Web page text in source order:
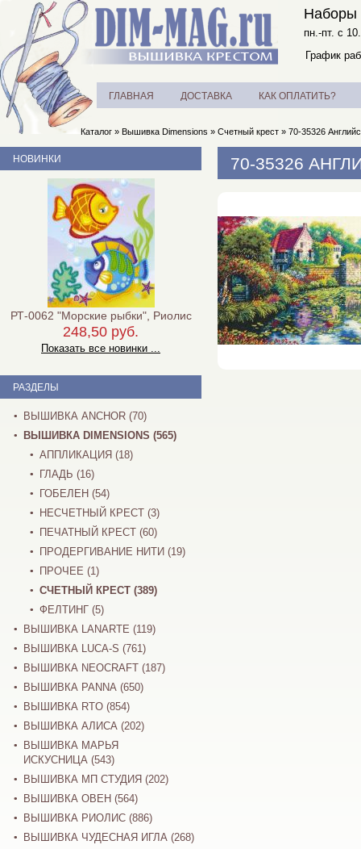
Наборы
пн.-пт. с
График
ГЛАВНАЯ ДОСТАВКА КАК ОПЛАТИТЬ?
Каталог » Вышивка Dimensions » Счетный крест » 70-35326
70-35326
НОВИНКИ
РТ-0062 "Морские рыбки", Риолис
248,50 руб.
Показать все новинки ...
РАЗДЕЛЫ
ВЫШИВКА ANCHOR (70)
ВЫШИВКА DIMENSIONS (565)
АППЛИКАЦИЯ (18)
ГЛАДЬ (16)
ГОБЕЛЕН (54)
НЕСЧЕТНЫЙ КРЕСТ (3)
ПЕЧАТНЫЙ КРЕСТ (60)
ПРОДЕРГИВАНИЕ НИТИ (19)
ПРОЧЕЕ (1)
СЧЕТНЫЙ КРЕСТ (389)
ФЕЛТИНГ (5)
ВЫШИВКА LANARTE (119)
ВЫШИВКА LUCA-S (761)
ВЫШИВКА NEOCRAFT (187)
ВЫШИВКА PANNA (650)
ВЫШИВКА RTO (854)
ВЫШИВКА АЛИСА (202)
ВЫШИВКА МАРЬЯ
ИСКУСНИЦА (543)
ВЫШИВКА МП СТУДИЯ (202)
ВЫШИВКА ОВЕН (564)
ВЫШИВКА РИОЛИС (886)
ВЫШИВКА ЧУДЕСНАЯ ИГЛА (268)